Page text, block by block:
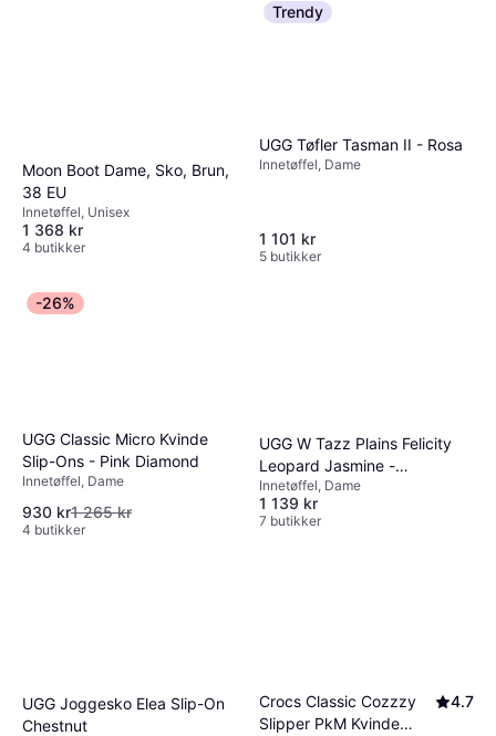
Moon Boot Dame, Sko, Brun,
38 EU
Innetøffel, Unisex
1 368 kr
4 butikker
Trendy
UGG Tøfler Tasman II - Rosa
Innetøffel, Dame
1 101 kr
5 butikker
-26%
UGG Classic Micro Kvinde
Slip-Ons - Pink Diamond
Innetøffel, Dame
930 kr1 265 kr
4 butikker
UGG W Tazz Plains Felicity
Leopard Jasmine -
Multi/Patterned
Innetøffel, Dame
1 139 kr
7 butikker
UGG Joggesko Elea Slip-On
Chestnut
Crocs Classic Cozzzy
Slipper PkM Kvinde
4.7